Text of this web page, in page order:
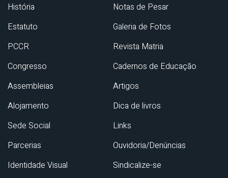
História
Estatuto
PCCR
Congresso
Assembleias
Alojamento
Sede Social
Parcerias
Identidade Visual
Notas de Pesar
Galeria de Fotos
Revista Matria
Cadernos de Educação
Artigos
Dica de livros
Links
Ouvidoria/Denúncias
Sindicalize-se